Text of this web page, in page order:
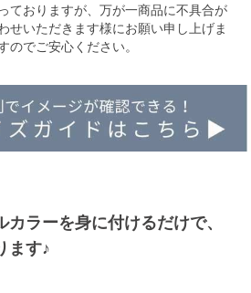
ておりますが、万が一商品に不具合が
せいただきます様にお願い申し上げま
のでご安心ください。
ラーを身に付けるだけで、
ます♪